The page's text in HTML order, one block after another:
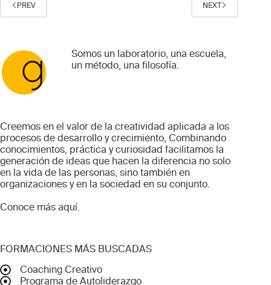
PREV NEXT
Somos un laboratorio, una escuela,
un método, una filosofía.
Creemos en el valor de la creatividad aplicada a los
procesos de desarrollo y crecimiento, Combinando
conocimientos, práctica y curiosidad facilitamos la
generación de ideas que hacen la diferencia no solo
en la vida de las personas, sino también en
organizaciones y en la sociedad en su conjunto.
Conoce más aquí.
FORMACIONES MÁS BUSCADAS
Coaching Creativo
Programa de Autoliderazgo